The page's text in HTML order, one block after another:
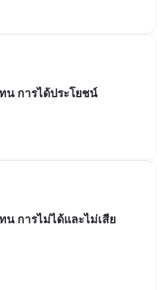
การได้ประโยชน์
การไม่ได้และไม่เสีย